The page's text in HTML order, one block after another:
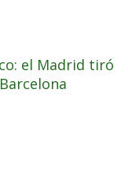
el Madrid tiró